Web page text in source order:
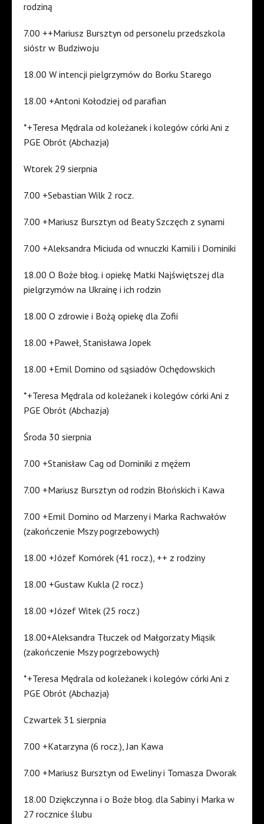
rodziną
7.00 ++Mariusz Bursztyn od personelu przedszkola
sióstr w Budziwoju
18.00 W intencji pielgrzymów do Borku Starego
18.00 +Antoni Kołodziej od parafian
*+Teresa Mędrala od koleżanek i kolegów córki Ani z
PGE Obrót (Abchazja)
Wtorek 29 sierpnia
7.00 +Sebastian Wilk 2 rocz.
7.00 +Mariusz Bursztyn od Beaty Szczęch z synami
7.00 +Aleksandra Miciuda od wnuczki Kamili i Dominiki
18.00 O Boże błog. i opiekę Matki Najświętszej dla
pielgrzymów na Ukrainę i ich rodzin
18.00 O zdrowie i Bożą opiekę dla Zofii
18.00 +Paweł, Stanisława Jopek
18.00 +Emil Domino od sąsiadów Ochędowskich
*+Teresa Mędrala od koleżanek i kolegów córki Ani z
PGE Obrót (Abchazja)
Środa 30 sierpnia
7.00 +Stanisław Cag od Dominiki z mężem
7.00 +Mariusz Bursztyn od rodzin Błońskich i Kawa
7.00 +Emil Domino od Marzeny i Marka Rachwałów
(zakończenie Mszy pogrzebowych)
18.00 +Józef Komórek (41 rocz.), ++ z rodziny
18.00 +Gustaw Kukla (2 rocz.)
18.00 +Józef Witek (25 rocz.)
18.00+Aleksandra Tłuczek od Małgorzaty Miąsik
(zakończenie Mszy pogrzebowych)
*+Teresa Mędrala od koleżanek i kolegów córki Ani z
PGE Obrót (Abchazja)
Czwartek 31 sierpnia
7.00 +Katarzyna (6 rocz.), Jan Kawa
7.00 +Mariusz Bursztyn od Eweliny i Tomasza Dworak
18.00 Dziękczynna i o Boże błog. dla Sabiny i Marka w
27 rocznice ślubu